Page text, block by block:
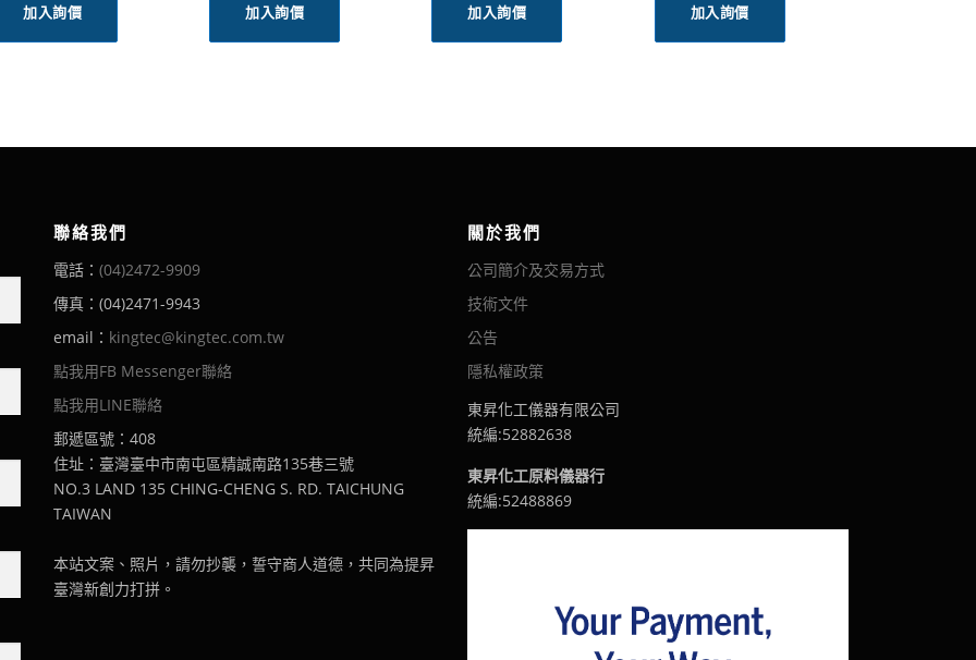
加入詢價 加入詢價 加入詢價 加入詢價
聯絡我們
電話： (04)2472-9909
傳真：(04)2471-9943
email： kingtec@kingtec.com.tw
點我用FB Messenger聯絡
點我用LINE聯絡
郵遞區號：408
住址：臺灣臺中市南屯區精誠南路135巷三號
NO.3 LAND 135 CHING-CHENG S. RD. TAICHUNG
TAIWAN
本站文案、照片，請勿抄襲，誓守商人道德，共同為提昇
臺灣新創力打拼。
關於我們
公司簡介及交易方式
技術文件
公告
隱私權政策
東昇化工儀器有限公司
統編:52882638
東昇化工原料儀器行
統編:52488869